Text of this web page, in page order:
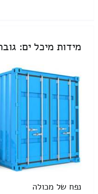
מידות מיכל ים:
נפח של מכולה